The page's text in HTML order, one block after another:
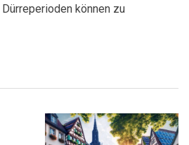
können zu